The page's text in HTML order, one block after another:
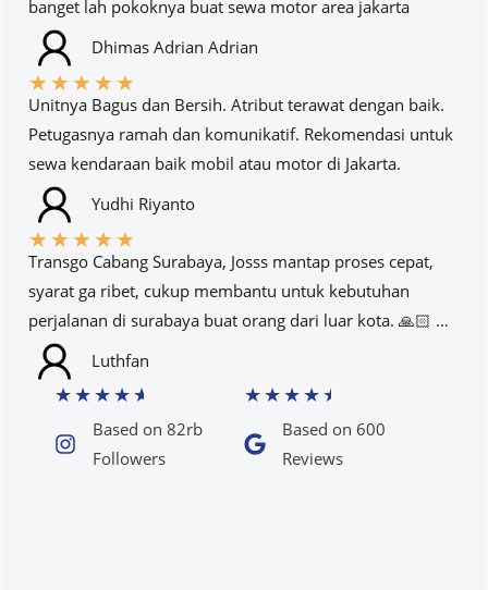
banget lah pokoknya buat sewa motor area jakarta
Dhimas Adrian Adrian
★★★★★
Unitnya Bagus dan Bersih. Atribut terawat dengan baik.
Petugasnya ramah dan komunikatif. Rekomendasi untuk
sewa kendaraan baik mobil atau motor di Jakarta.
Yudhi Riyanto
★★★★★
Transgo Cabang Surabaya, Josss mantap proses cepat,
syarat ga ribet, cukup membantu untuk kebutuhan
perjalanan di surabaya buat orang dari luar kota. 🙏🏻 …
Luthfan
★★★★★
Based on 82rb
Followers​
★★★★★
Based on 600
Reviews​